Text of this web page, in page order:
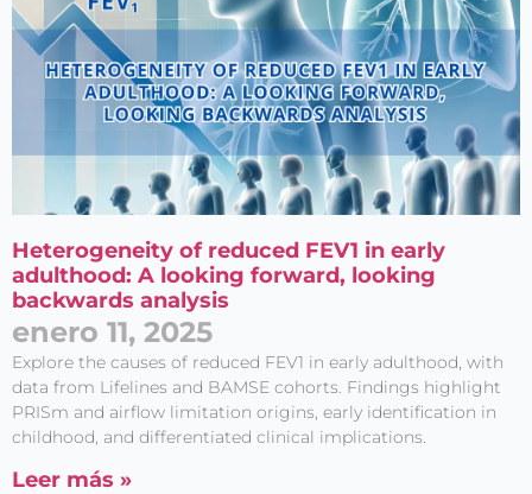
Heterogeneity of reduced FEV1 in early
adulthood: A looking forward, looking
backwards analysis
enero 11, 2025
Explore the causes of reduced FEV1 in early adulthood, with
data from Lifelines and BAMSE cohorts. Findings highlight
PRISm and airflow limitation origins, early identification in
childhood, and differentiated clinical implications.
Leer más »